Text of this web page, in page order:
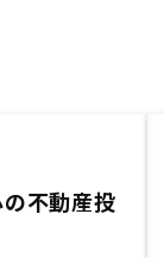
不動産投